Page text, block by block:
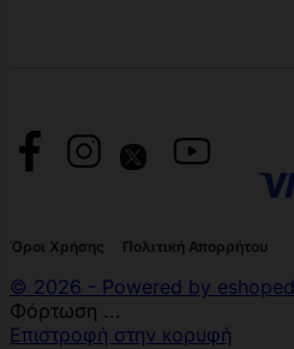
Όροι Χρήσης Πολιτική Απορρήτου
© 2026 - Powered by eshoped
Φόρτωση ...
Επιστροφή στην κορυφή